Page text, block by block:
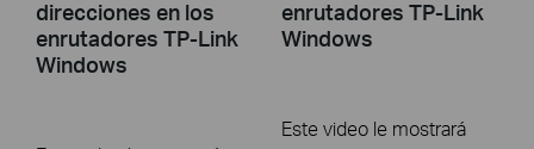
direcciones en los
enrutadores TP-Link
Windows
enrutadores TP-Link
Windows
Este video le mostrará